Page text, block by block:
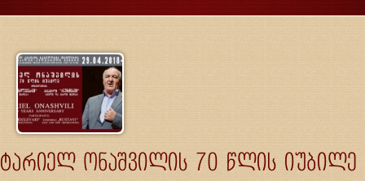
ტარიელ ონაშვილის 70 წლის იუბილე